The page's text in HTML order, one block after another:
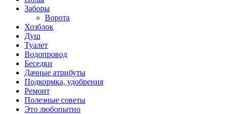
Заборы
Ворота
Хозблок
Душ
Туалет
Водопровод
Беседки
Дачные атрибуты
Подкормка, удобрения
Ремонт
Полезные советы
Это любопытно